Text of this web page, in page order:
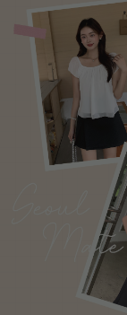
小香風
襯衫 褲裙
涼感